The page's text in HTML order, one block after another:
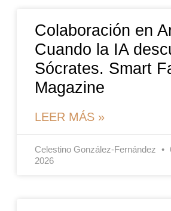
Colaboración en
Cuando la IA
Sócrates. Smart
Magazine
LEER MÁS »
Celestino González-Fernández
2026